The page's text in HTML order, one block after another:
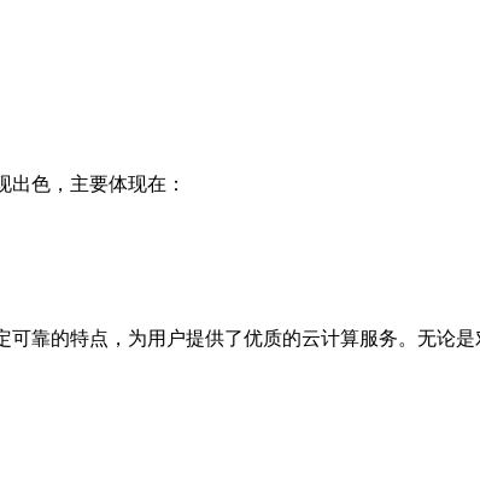
色，主要体现在：
靠的特点，为用户提供了优质的云计算服务。无论